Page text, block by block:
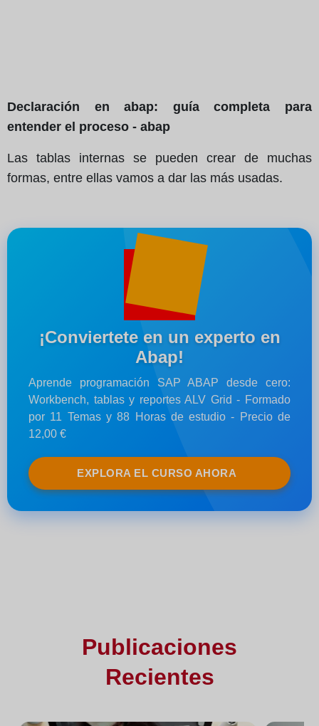
Declaración en abap: guía completa para
entender el proceso - abap
Las tablas internas se pueden crear de muchas
formas, entre ellas vamos a dar las más usadas.
¡Conviertete en un experto en
Abap!
Aprende programación SAP ABAP desde cero:
Workbench, tablas y reportes ALV Grid - Formado
por 11 Temas y 88 Horas de estudio - Precio de
12,00 €
EXPLORA EL CURSO AHORA
Publicaciones
Recientes